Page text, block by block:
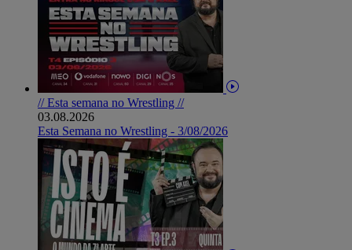
// Esta semana no Wrestling //
03.08.2026
Esta Semana no Wrestling - 3/08/2026